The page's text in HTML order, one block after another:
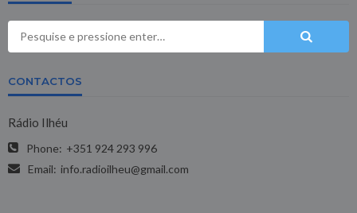
CONTACTOS
Rádio Ilhéu
Phone: +351 924 293 996
Email: info.radioilheu@gmail.com